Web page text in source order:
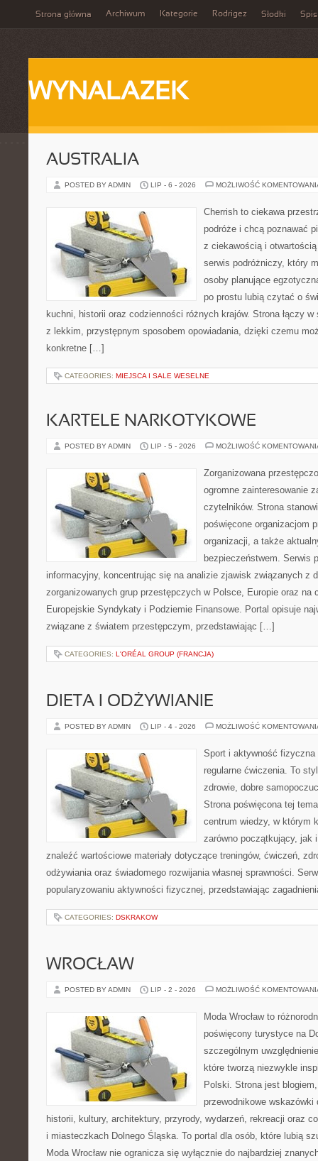
Strona główna Archiwum Kategorie Rodrigez Słodki Spis
WYNALAZEK
AUSTRALIA
POSTED BY ADMIN LIP - 6 - 2026 MOŻLIWOŚĆ
Cherrish to ciekawa
podróże i chcą poznawać
z ciekawością i
serwis podróżniczy, który
osoby planujące
po prostu lubią czytać o
kuchni, historii oraz codzienności różnych krajów. Strona łączy
z lekkim, przystępnym sposobem opowiadania, dzięki czemu
konkretne […]
CATEGORIES: MIEJSCA I SALE WESELNE
KARTELE NARKOTYKOWE
POSTED BY ADMIN LIP - 5 - 2026 MOŻLIWOŚĆ
Zorganizowana
ogromne zainteresowanie
czytelników. Strona
poświęcone organizacjom
organizacji, a także
bezpieczeństwem. Serwis
informacyjny, koncentrując się na analizie zjawisk związanych z
zorganizowanych grup przestępczych w Polsce, Europie oraz na
Europejskie Syndykaty i Podziemie Finansowe. Portal opisuje
związane z światem przestępczym, przedstawiając […]
CATEGORIES: L'ORÉAL GROUP (FRANCJA)
DIETA I ODŻYWIANIE
POSTED BY ADMIN LIP - 4 - 2026 MOŻLIWOŚĆ
Sport i aktywność
regularne ćwiczenia. To
zdrowie, dobre
Strona poświęcona tej
centrum wiedzy, w którym
zarówno początkujący, jak
znaleźć wartościowe materiały dotyczące treningów, ćwiczeń,
odżywiania oraz świadomego rozwijania własnej sprawności.
popularyzowaniu aktywności fizycznej, przedstawiając
CATEGORIES: DSKRAKOW
WROCŁAW
POSTED BY ADMIN LIP - 2 - 2026 MOŻLIWOŚĆ
Moda Wrocław to
poświęcony turystyce na
szczególnym
które tworzą niezwykle
Polski. Strona jest
przewodnikowe
historii, kultury, architektury, przyrody, wydarzeń, rekreacji oraz
i miasteczkach Dolnego Śląska. To portal dla osób, które lubią
Moda Wrocław nie ogranicza się wyłącznie do najbardziej